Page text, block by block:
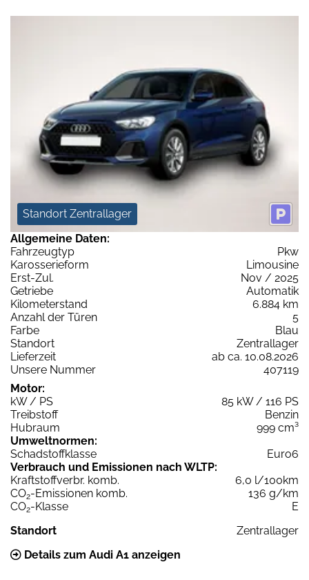
Standort Zentrallager
Allgemeine Daten:
Fahrzeugtyp
Pkw
Karosserieform
Limousine
Erst-Zul.
Nov / 2025
Getriebe
Automatik
Kilometerstand
6.884 km
Anzahl der Türen
5
Farbe
Blau
Standort
Zentrallager
Lieferzeit
ab ca. 10.08.2026
Unsere Nummer
407119
Motor:
kW / PS
85 kW / 116 PS
Treibstoff
Benzin
Hubraum
999 cm³
Umweltnormen:
Schadstoffklasse
Euro6
Verbrauch und Emissionen nach WLTP:
Kraftstoffverbr. komb.
6,0 l/100km
CO2-Emissionen komb.
136 g/km
CO2-Klasse
E
Standort
Zentrallager
Details zum Audi A1 anzeigen